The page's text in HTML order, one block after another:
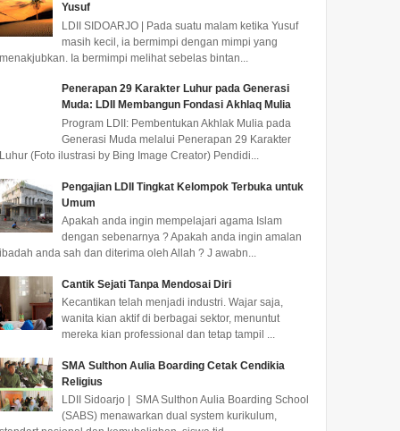
Yusuf
LDII SIDOARJO | Pada suatu malam ketika Yusuf
masih kecil, ia bermimpi dengan mimpi yang
menakjubkan. Ia bermimpi melihat sebelas bintan...
Penerapan 29 Karakter Luhur pada Generasi
Muda: LDII Membangun Fondasi Akhlaq Mulia
Program LDII: Pembentukan Akhlak Mulia pada
Generasi Muda melalui Penerapan 29 Karakter
Luhur (Foto ilustrasi by Bing Image Creator) Pendidi...
Pengajian LDII Tingkat Kelompok Terbuka untuk
Umum
Apakah anda ingin mempelajari agama Islam
dengan sebenarnya ? Apakah anda ingin amalan
ibadah anda sah dan diterima oleh Allah ? J awabn...
Cantik Sejati Tanpa Mendosai Diri
Kecantikan telah menjadi industri. Wajar saja,
wanita kian aktif di berbagai sektor, menuntut
mereka kian professional dan tetap tampil ...
SMA Sulthon Aulia Boarding Cetak Cendikia
Religius
LDII Sidoarjo | SMA Sulthon Aulia Boarding School
(SABS) menawarkan dual system kurikulum,